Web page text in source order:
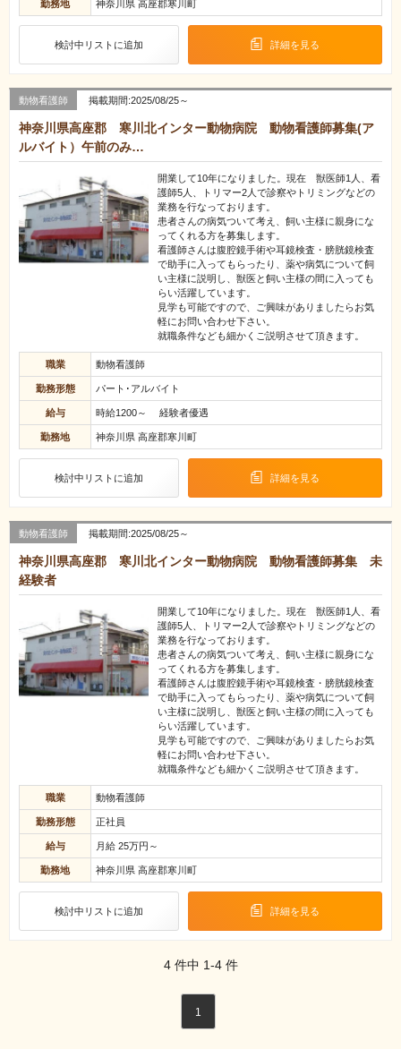
勤務地 神奈川県 高座郡寒川町
検討中リストに追加 詳細を見る
動物看護師 掲載期間:2025/08/25～
神奈川県高座郡 寒川北インター動物病院 動物看護師募集(ア
ルバイト）午前のみ…
開業して10年になりました。現在 獣医師1人、看
護師5人、トリマー2人で診察やトリミングなどの
業務を行なっております。
患者さんの病気ついて考え、飼い主様に親身にな
ってくれる方を募集します。
看護師さんは腹腔鏡手術や耳鏡検査・膀胱鏡検査
で助手に入ってもらったり、薬や病気について飼
い主様に説明し、獣医と飼い主様の間に入っても
らい活躍しています。
見学も可能ですので、ご興味がありましたらお気
軽にお問い合わせ下さい。
就職条件なども細かくご説明させて頂きます。
職業 動物看護師
勤務形態 パート･アルバイト
給与 時給1200～ 経験者優遇
勤務地 神奈川県 高座郡寒川町
検討中リストに追加 詳細を見る
動物看護師 掲載期間:2025/08/25～
神奈川県高座郡 寒川北インター動物病院 動物看護師募集 未
経験者
開業して10年になりました。現在 獣医師1人、看
護師5人、トリマー2人で診察やトリミングなどの
業務を行なっております。
患者さんの病気ついて考え、飼い主様に親身にな
ってくれる方を募集します。
看護師さんは腹腔鏡手術や耳鏡検査・膀胱鏡検査
で助手に入ってもらったり、薬や病気について飼
い主様に説明し、獣医と飼い主様の間に入っても
らい活躍しています。
見学も可能ですので、ご興味がありましたらお気
軽にお問い合わせ下さい。
就職条件なども細かくご説明させて頂きます。
職業 動物看護師
勤務形態 正社員
給与 月給 25万円～
勤務地 神奈川県 高座郡寒川町
検討中リストに追加 詳細を見る
4件中 1-4件
1